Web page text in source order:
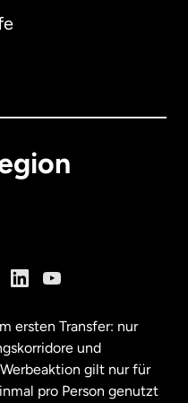
ersten Transfer: nur
und
gilt nur für
pro Person genutzt